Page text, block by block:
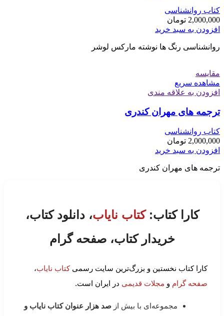
کتاب روانشناسی
2,000,000 تومان
افزودن به سبد خرید
روانشناسی رنگ ها نوشته مارکس لوشر
مقایسه
مشاهده سریع
افزودن به علاقه مندی
ترجمه های مهران کندری
کتاب روانشناسی
2,000,000 تومان
افزودن به سبد خرید
ترجمه های مهران کندری
کارا کتاب:کتاب نایاب، دانلود کتاب،
خریدار کتاب، صفحه گرام
کارا کتاب نخستین و بزرگ‌ترین سایت رسمیکتاب نایاب،
صفحه گرام و مجلات قدیمی در ایران است.
مجموعه‌ای با بیش از صد هزار عنوان کتاب نایاب و